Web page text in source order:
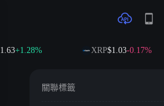
+1.28% XRP$1.03-0.17%
關聯標籤